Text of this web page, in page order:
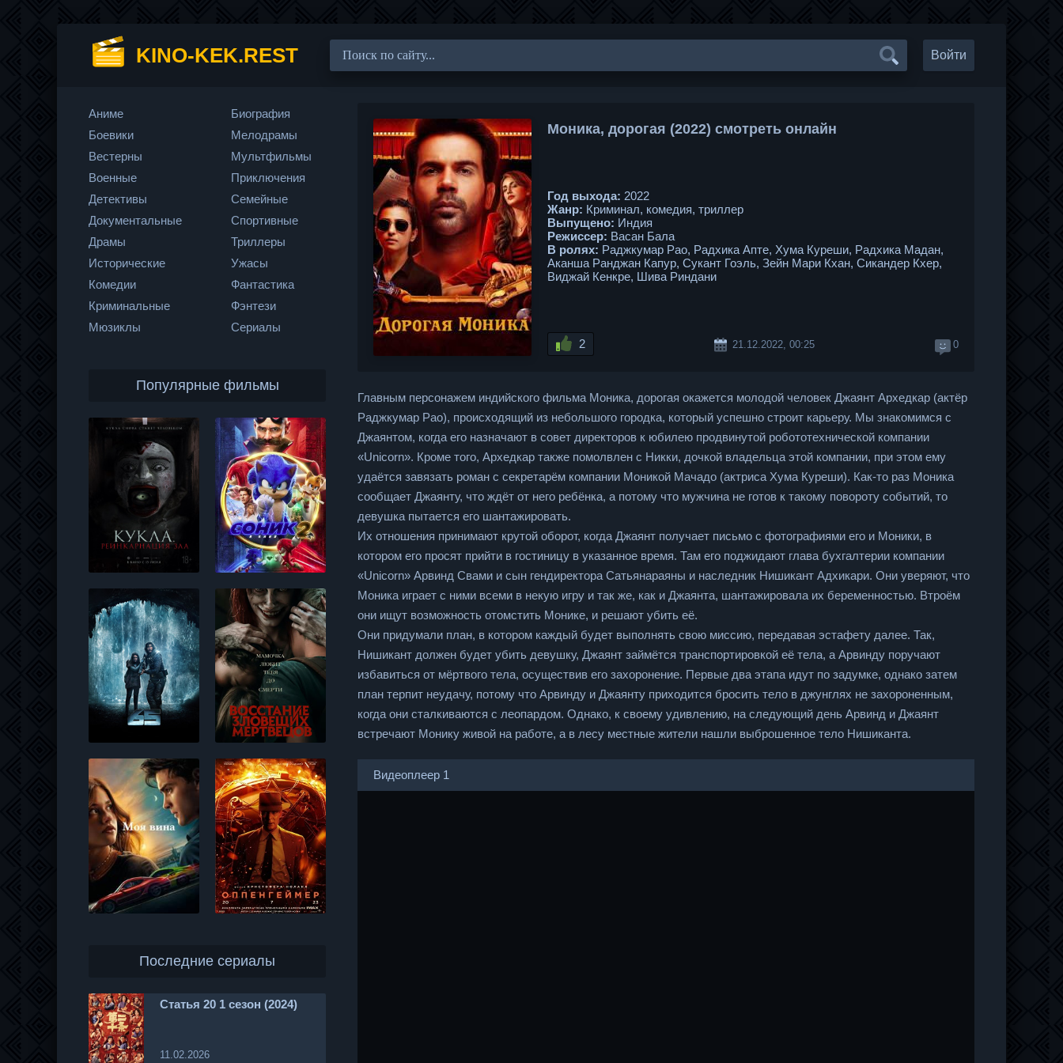
KINO-KEK.REST Войти
Моника, дорогая (2022) смотреть онлайн
Год выхода: 2022
Жанр: Криминал, комедия, триллер
Выпущено: Индия
Режиссер: Васан Бала
В ролях: Раджкумар Рао, Радхика Апте, Хума Куреши, Радхика Мадан,
Аканша Ранджан Капур, Сукант Гоэль, Зейн Мари Кхан, Сикандер Кхер,
Виджай Кенкре, Шива Риндани
2 21.12.2022, 00:25 0
Главным персонажем индийского фильма Моника, дорогая окажется молодой человек Джаянт Архедкар (актёр
Раджкумар Рао), происходящий из небольшого городка, который успешно строит карьеру. Мы знакомимся с
Джаянтом, когда его назначают в совет директоров к юбилею продвинутой робототехнической компании
«Unicorn». Кроме того, Архедкар также помолвлен с Никки, дочкой владельца этой компании, при этом ему
удаётся завязать роман с секретарём компании Моникой Мачадо (актриса Хума Куреши). Как-то раз Моника
сообщает Джаянту, что ждёт от него ребёнка, а потому что мужчина не готов к такому повороту событий, то
девушка пытается его шантажировать.
Их отношения принимают крутой оборот, когда Джаянт получает письмо с фотографиями его и Моники, в
котором его просят прийти в гостиницу в указанное время. Там его поджидают глава бухгалтерии компании
«Unicorn» Арвинд Свами и сын гендиректора Сатьянараяны и наследник Нишикант Адхикари. Они уверяют, что
Моника играет с ними всеми в некую игру и так же, как и Джаянта, шантажировала их беременностью. Втроём
они ищут возможность отомстить Монике, и решают убить её.
Они придумали план, в котором каждый будет выполнять свою миссию, передавая эстафету далее. Так,
Нишикант должен будет убить девушку, Джаянт займётся транспортировкой её тела, а Арвинду поручают
избавиться от мёртвого тела, осуществив его захоронение. Первые два этапа идут по задумке, однако затем
план терпит неудачу, потому что Арвинду и Джаянту приходится бросить тело в джунглях не захороненным,
когда они сталкиваются с леопардом. Однако, к своему удивлению, на следующий день Арвинд и Джаянт
встречают Монику живой на работе, а в лесу местные жители нашли выброшенное тело Нишиканта.
Видеоплеер 1
Аниме
Боевики
Вестерны
Военные
Детективы
Документальные
Драмы
Исторические
Комедии
Криминальные
Мюзиклы
Биография
Мелодрамы
Мультфильмы
Приключения
Семейные
Спортивные
Триллеры
Ужасы
Фантастика
Фэнтези
Сериалы
Популярные фильмы
Последние сериалы
Статья 20 1 сезон (2024)
11.02.2026